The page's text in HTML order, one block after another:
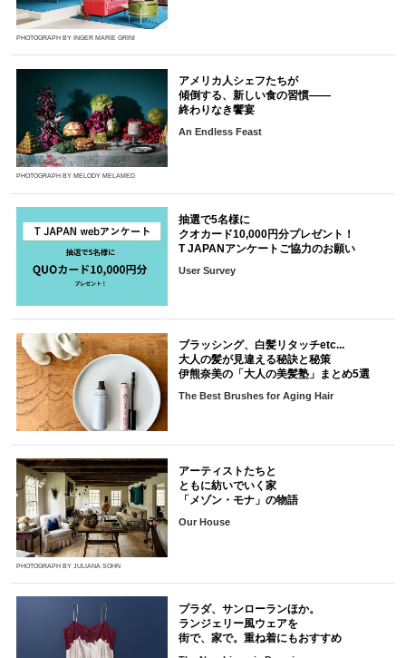
PHOTOGRAPH BY INGER MARIE GRINI
PHOTOGRAPH BY MELODY MELAMED
アメリカ人シェフたちが
傾倒する、新しい食の習慣――
終わりなき饗宴
An Endless Feast
抽選で5名様に
クオカード10,000円分プレゼント！
T JAPANアンケートご協力のお願い
User Survey
ブラッシング、白髪リタッチetc...
大人の髪が見違える秘訣と秘策
伊熊奈美の「大人の美髪塾」まとめ5選
The Best Brushes for Aging Hair
PHOTOGRAPH BY JULIANA SOHN
アーティストたちと
ともに紡いでいく家
「メゾン・モナ」の物語
Our House
プラダ、サンローランほか。
ランジェリー風ウェアを
街で、家で。重ね着にもおすすめ